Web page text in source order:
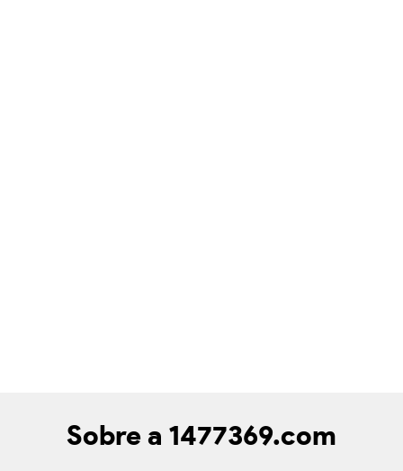
Sobre a 1477369.com